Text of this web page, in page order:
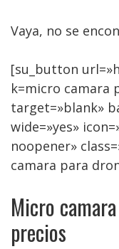
Vaya, no se
[su_button
k=micro camara
target=»blank»
wide=»yes»
noopener»
camara para
Micro
precios